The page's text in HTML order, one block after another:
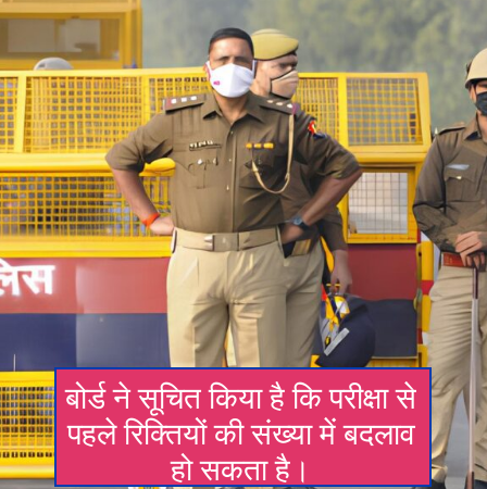
बोर्ड ने सूचित किया है कि परीक्षा से
पहले रिक्तियों की संख्या में बदलाव
हो सकता है।